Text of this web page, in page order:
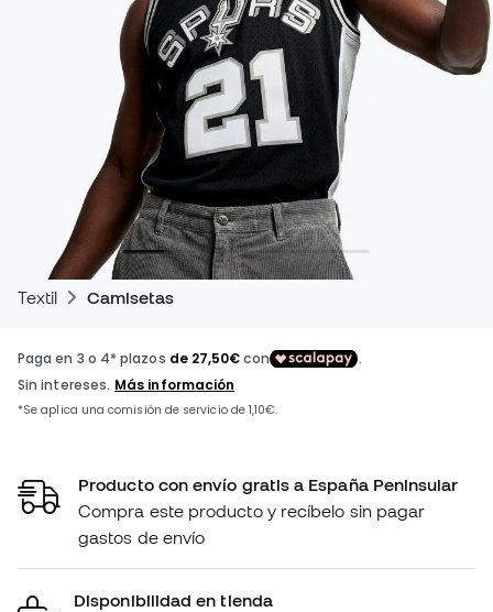
Textil Camisetas
Producto con envío gratis a España Peninsular
Compra este producto y recíbelo sin pagar
gastos de envío
Disponibilidad en tienda